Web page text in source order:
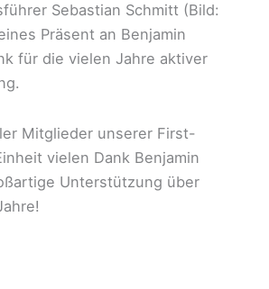
Sebastian Schmitt (Bild:
Präsent an Benjamin
für die vielen Jahre aktiver
Mitglieder unserer First-
vielen Dank Benjamin
Unterstützung über